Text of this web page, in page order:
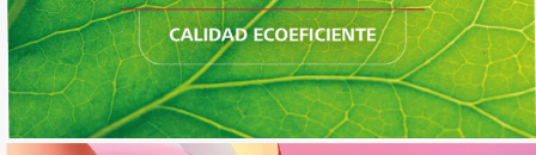
Gearless sin cuarto de máquinas